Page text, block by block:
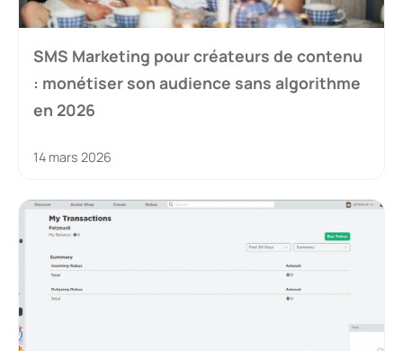
SMS Marketing pour créateurs de contenu
: monétiser son audience sans algorithme
en 2026
14 mars 2026